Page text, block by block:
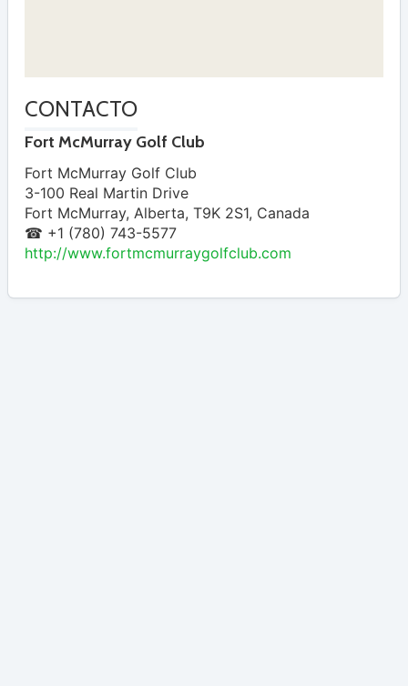
CONTACTO
Fort McMurray Golf Club
Fort McMurray Golf Club
3-100 Real Martin Drive
Fort McMurray, Alberta, T9K 2S1, Canada
☎ +1 (780) 743-5577
http://www.fortmcmurraygolfclub.com